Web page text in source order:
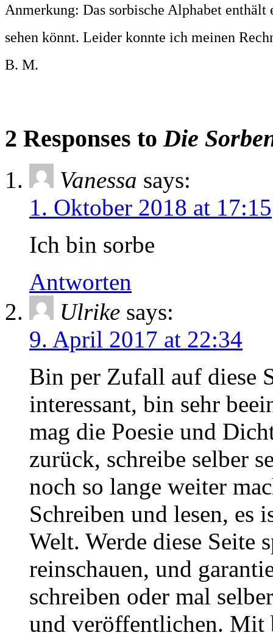
Anmerkung: Das sorbische Alphabet
sehen könnt. Leider konnte ich meinen
B. M.
2 Responses to Die
Vanessa says:
1. Oktober 2018 at 17:15
Ich bin sorbe
Antworten
Ulrike says:
9. April 2017 at 22:34
Bin per Zufall auf diese
interessant, bin sehr
mag die Poesie und
zurück, schreibe selber
noch so lange weiter
Schreiben und lesen, es
Welt. Werde diese Seite
reinschauen, und
schreiben oder mal
und veröffentlichen. Mit